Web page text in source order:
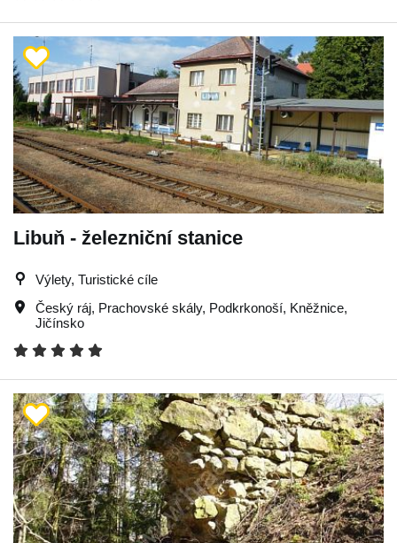
Libuň - železniční stanice
Výlety, Turistické cíle
Český ráj, Prachovské skály, Podkrkonoší, Kněžnice,
Jičínsko